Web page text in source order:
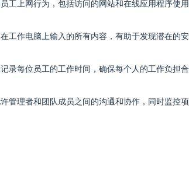
工上网行为，包括访问的网站和在线应用程序使用
工作电脑上输入的所有内容，有助于发现潜在的安
录每位员工的工作时间，确保每个人的工作负担合
管理者和团队成员之间的沟通和协作，同时监控项